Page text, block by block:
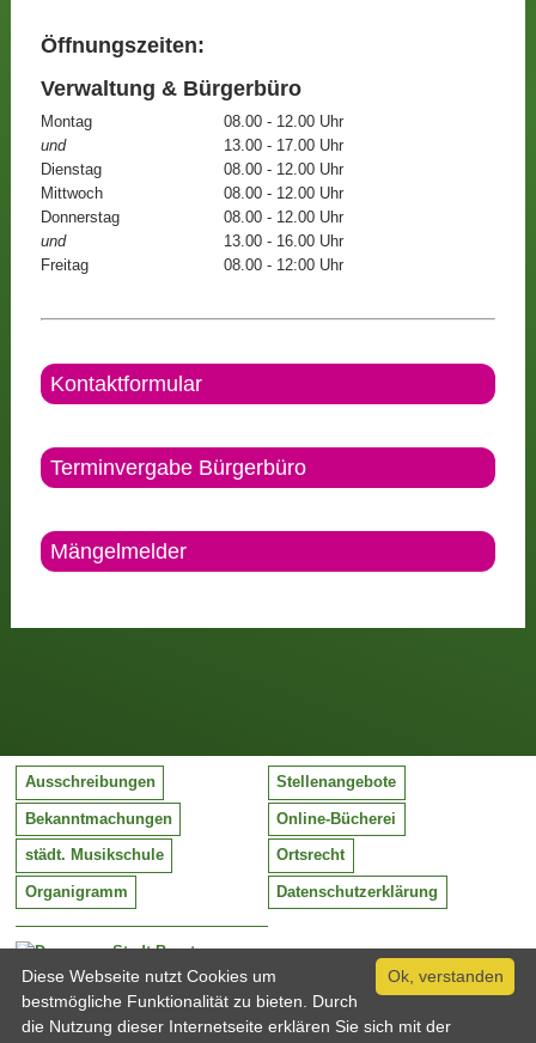
Öffnungszeiten:
Verwaltung & Bürgerbüro
Montag
08.00 - 12.00 Uhr
und
13.00 - 17.00 Uhr
Dienstag
08.00 - 12.00 Uhr
Mittwoch
08.00 - 12.00 Uhr
Donnerstag
08.00 - 12.00 Uhr
und
13.00 - 16.00 Uhr
Freitag
08.00 - 12:00 Uhr
Kontaktformular
Terminvergabe Bürgerbüro
Mängelmelder
Stadt Barntrup
Mittelstraße 38
32683 Barntrup
Tel:
05263 / 409-0
Ausschreibungen Stellenangebote
Bekanntmachungen Online-Bücherei
städt. Musikschule Ortsrecht
Organigramm Datenschutzerklärung
Ok, verstanden
Diese Webseite nutzt Cookies um
bestmögliche Funktionalität zu bieten. Durch
die Nutzung dieser Internetseite erklären Sie sich mit der